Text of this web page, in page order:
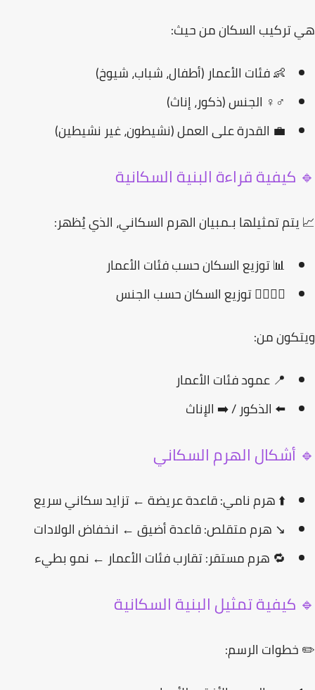
تركيب السكانمن حيث:
👶 فئات الأعمار (أطفال، شباب، شيوخ)
♂️♀️ الجنس (ذكور، إناث)
💼 القدرة على العمل (نشيطون، غير نشيطين)
قراءة البنية السكانية
تمثيلها بـمبيان الهرم السكاني، الذي يُظهر:
📊 توزيع السكان حسب فئات الأعمار
🧍‍♂️🧍‍♀️ توزيع السكان حسب الجنس
من:
📍 عمود فئات الأعمار
⬅️ الذكور / ➡️ الإناث
الهرم السكاني
هرم نامي:قاعدة عريضة ← تزايد سكاني سريع
هرم متقلص:قاعدة أضيق ← انخفاض الولادات
🔁هرم مستقر:تقارب فئات الأعمار ← نمو بطيء
تمثيل البنية السكانية
الرسم: